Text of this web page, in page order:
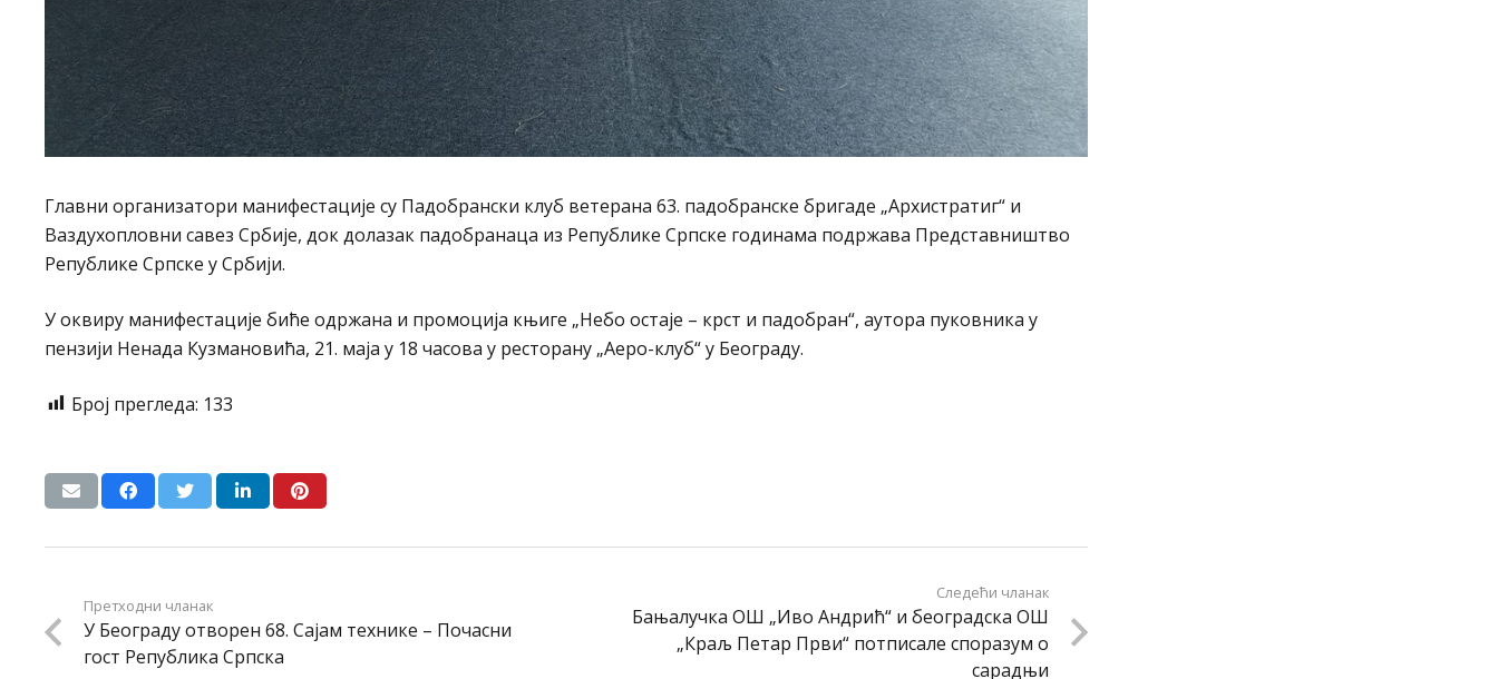
Главни организатори манифестације су Падобрански клуб ветерана 63. падобранске бригаде „Архистратиг“ и
Ваздухопловни савез Србије, док долазак падобранаца из Републике Српске годинама подржава Представништво
Републике Српске у Србији.
У оквиру манифестације биће одржана и промоција књиге „Небо остаје – крст и падобран“, аутора пуковника у
пензији Ненада Кузмановића, 21. маја у 18 часова у ресторану „Аеро-клуб“ у Београду.
Број прегледа: 133
Претходни чланак
У Београду отворен 68. Сајам технике – Почасни
гост Република Српска
Следећи чланак
Бањалучка ОШ „Иво Андрић“ и београдска ОШ
„Краљ Петар Први“ потписале споразум о
сарадњи